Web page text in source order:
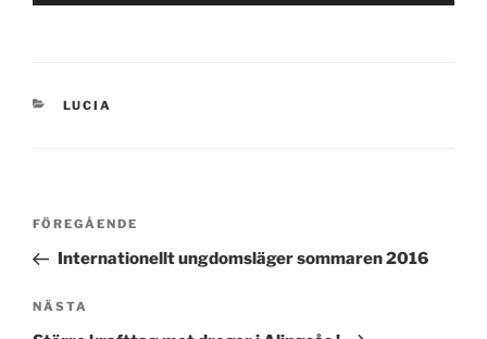
KATEGORIER
LUCIA
Inläggsnavigering
Föregående
inlägg
FÖREGÅENDE
Internationellt ungdomsläger sommaren 2016
Nästa
inlägg
NÄSTA